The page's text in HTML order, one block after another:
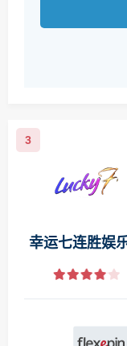
3
幸运七连胜娱